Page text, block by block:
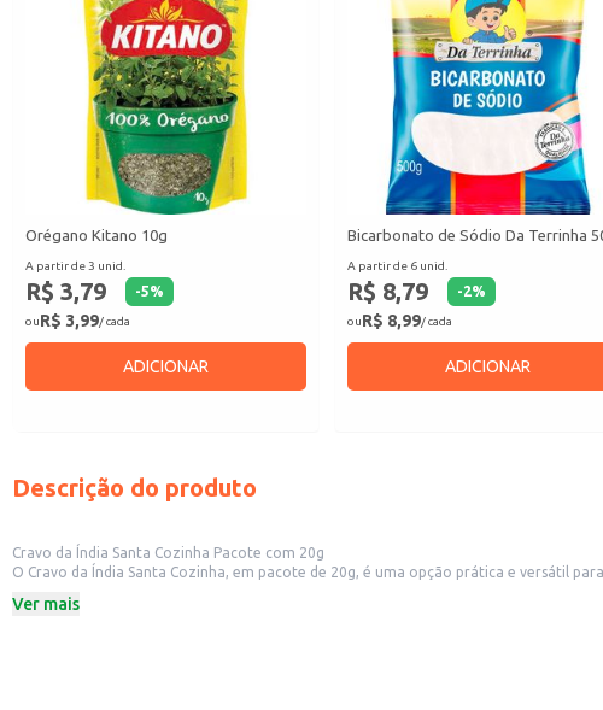
Orégano Kitano 10g
A partir de 3 unid.
R$ 3,79 -5%
ouR$ 3,99/ cada
ADICIONAR
Bicarbonato de Sódio Da Terrinha
A partir de 6 unid.
R$ 8,79 -2%
ouR$ 8,99/ cada
ADICIONAR
Descrição do produto
Cravo da Índia Santa Cozinha Pacote com 20g
O Cravo da Índia Santa Cozinha, em pacote de 20g, é uma opção prática e versátil
Embalagem de 20g.
Ver mais